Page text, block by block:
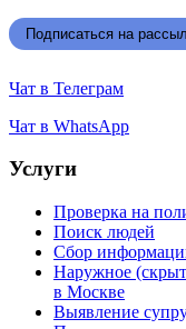
Подписаться на
Чат в Телеграм
Чат в WhatsApp
Услуги
Проверка на
Поиск людей
Сбор
Наружное
в Москве
Выявление